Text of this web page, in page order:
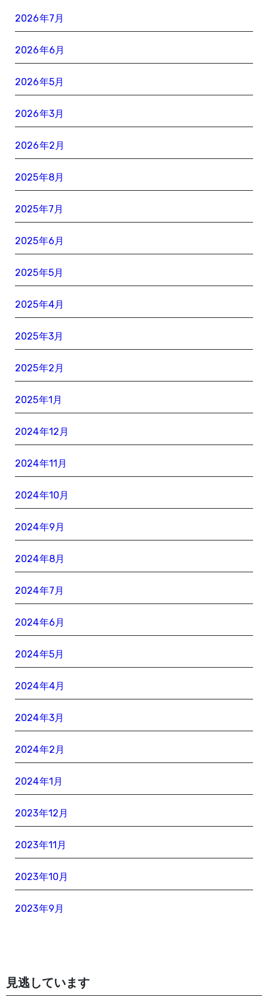
2026年7月
2026年6月
2026年5月
2026年3月
2026年2月
2025年8月
2025年7月
2025年6月
2025年5月
2025年4月
2025年3月
2025年2月
2025年1月
2024年12月
2024年11月
2024年10月
2024年9月
2024年8月
2024年7月
2024年6月
2024年5月
2024年4月
2024年3月
2024年2月
2024年1月
2023年12月
2023年11月
2023年10月
2023年9月
見逃しています